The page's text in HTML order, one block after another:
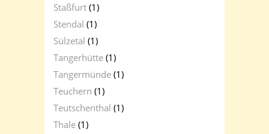
Staßfurt (1)
Stendal (1)
Sülzetal (1)
Tangerhütte (1)
Tangermünde (1)
Teuchern (1)
Teutschenthal (1)
Thale (1)